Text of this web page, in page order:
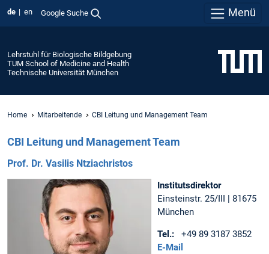
de en Google Suche Menü
Lehrstuhl für Biologische Bildgebung
TUM School of Medicine and Health
Technische Universität München
Home Mitarbeitende CBI Leitung und Management Team
CBI Leitung und Management Team
Prof. Dr. Vasilis Ntziachristos
Institutsdirektor
Einsteinstr. 25/III | 81675
München
Tel.: +49 89 3187 3852
E-Mail